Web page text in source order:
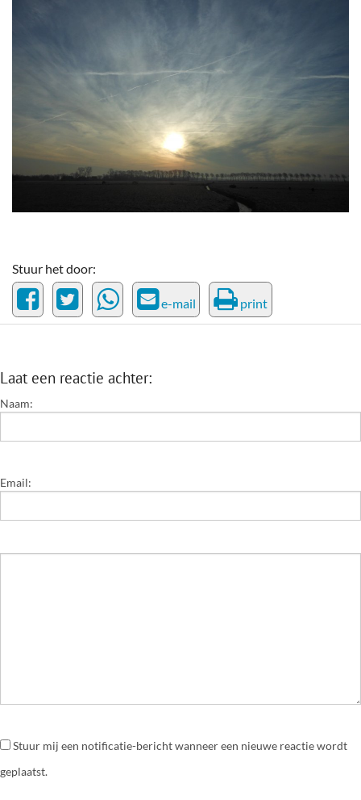
Stuur het door:
e-mail print
Laat een reactie achter:
Naam:
Email:
Stuur mij een notificatie-bericht wanneer een nieuwe reactie wordt
geplaatst.